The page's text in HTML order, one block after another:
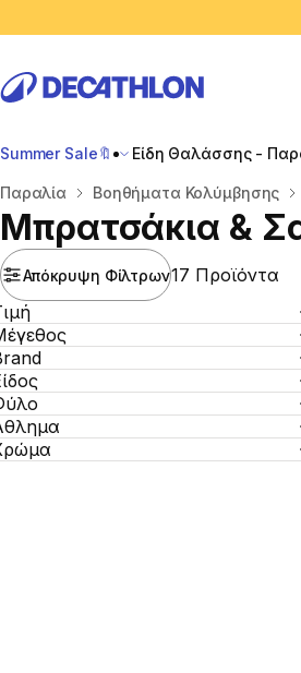
Summer Sale🔖 Είδη Θαλάσσης -
Αρχική σελίδα
Παραλία Βοηθήματα Κολύμβησης
Μπρατσάκια &
Απόκρυψη Φίλτρων17 Προϊόντα